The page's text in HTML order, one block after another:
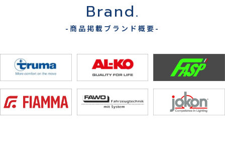
Brand.
-商品掲載ブランド概要-